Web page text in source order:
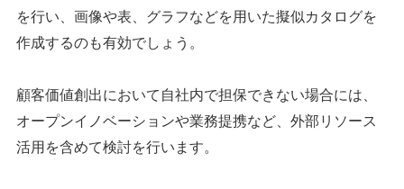
を行い、画像や表、グラフなどを用いた擬似カタログを
作成するのも有効でしょう。
顧客価値創出において自社内で担保できない場合には、
オープンイノベーションや業務提携など、外部リソース
活用を含めて検討を行います。